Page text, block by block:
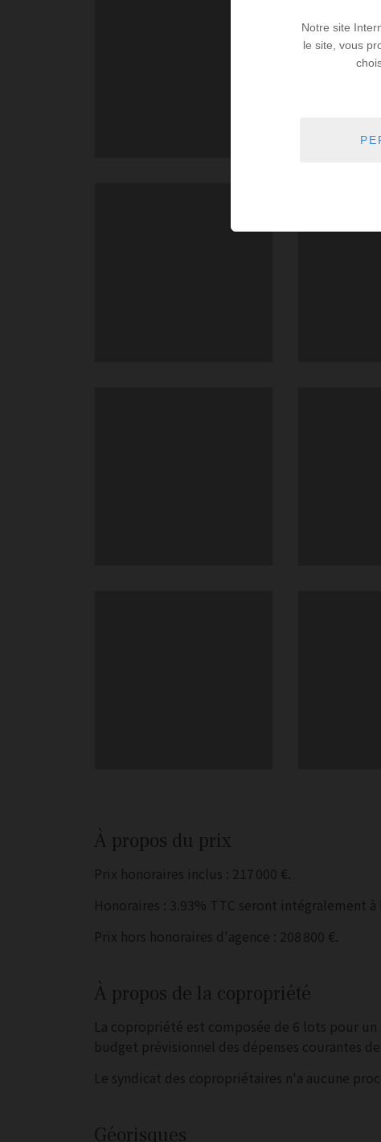
À propos du prix
Prix honoraires inclus : 217 000 €.
Honoraires : 3.93% TTC seront intégralement
Prix hors honoraires d'agence : 208 800 €.
À propos de la copropriété
La copropriété est composée de 6 lots pour
budget prévisionnel des dépenses courantes
Le syndicat des copropriétaires n'a aucune
Géorisques
Notre site
le site, vous